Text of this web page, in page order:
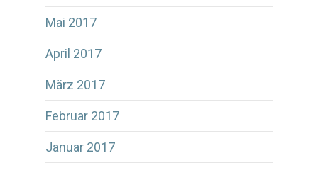
Mai 2017
April 2017
März 2017
Februar 2017
Januar 2017